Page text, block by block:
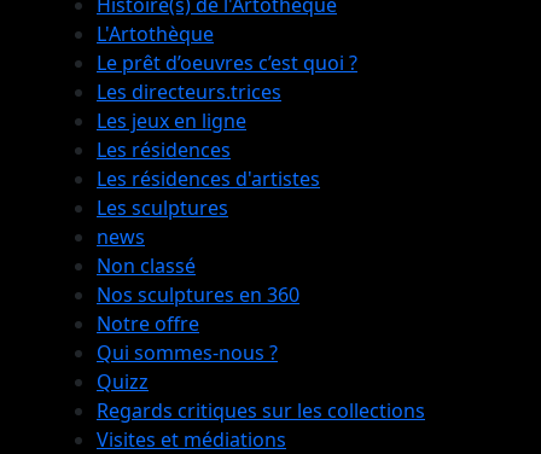
L'Artothèque
Le prêt d’oeuvres c’est quoi ?
Les directeurs.trices
Les jeux en ligne
Les résidences
Les résidences d'artistes
Les sculptures
news
Non classé
Nos sculptures en 360
Notre offre
Qui sommes-nous ?
Quizz
Regards critiques sur les collections
Visites et médiations